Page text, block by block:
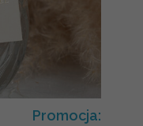
Promocja: